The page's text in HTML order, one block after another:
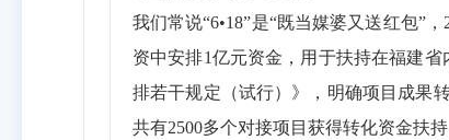
我们常说“6•18”是“既当媒婆又送红包”
资中安排1亿元资金，用于扶持在福建
排若干规定（试行）》，明确项目成果
共有2500多个对接项目获得转化资金扶持